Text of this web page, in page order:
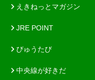
えきねっとマガジン
JRE POINT
びゅうたび
中央線が好きだ